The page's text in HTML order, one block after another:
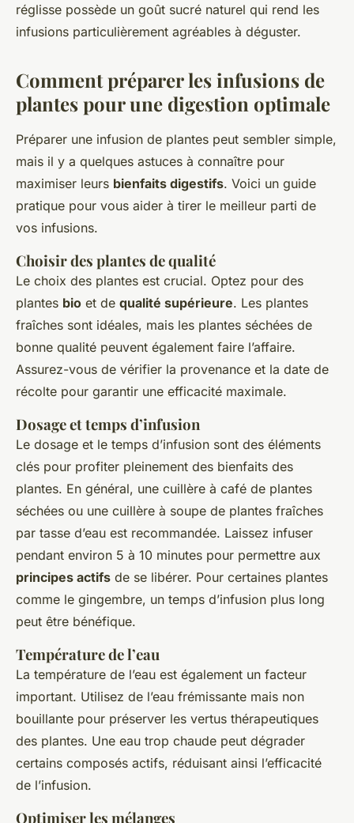
réglisse possède un goût sucré naturel qui rend les
infusions particulièrement agréables à déguster.
Comment préparer les infusions de
plantes pour une digestion optimale
Préparer une infusion de plantes peut sembler simple,
mais il y a quelques astuces à connaître pour
maximiser leurs bienfaits digestifs. Voici un guide
pratique pour vous aider à tirer le meilleur parti de
vos infusions.
Choisir des plantes de qualité
Le choix des plantes est crucial. Optez pour des
plantes bio et de qualité supérieure. Les plantes
fraîches sont idéales, mais les plantes séchées de
bonne qualité peuvent également faire l’affaire.
Assurez-vous de vérifier la provenance et la date de
récolte pour garantir une efficacité maximale.
Dosage et temps d’infusion
Le dosage et le temps d’infusion sont des éléments
clés pour profiter pleinement des bienfaits des
plantes. En général, une cuillère à café de plantes
séchées ou une cuillère à soupe de plantes fraîches
par tasse d’eau est recommandée. Laissez infuser
pendant environ 5 à 10 minutes pour permettre aux
principes actifs de se libérer. Pour certaines plantes
comme le gingembre, un temps d’infusion plus long
peut être bénéfique.
Température de l’eau
La température de l’eau est également un facteur
important. Utilisez de l’eau frémissante mais non
bouillante pour préserver les vertus thérapeutiques
des plantes. Une eau trop chaude peut dégrader
certains composés actifs, réduisant ainsi l’efficacité
de l’infusion.
Optimiser les mélanges